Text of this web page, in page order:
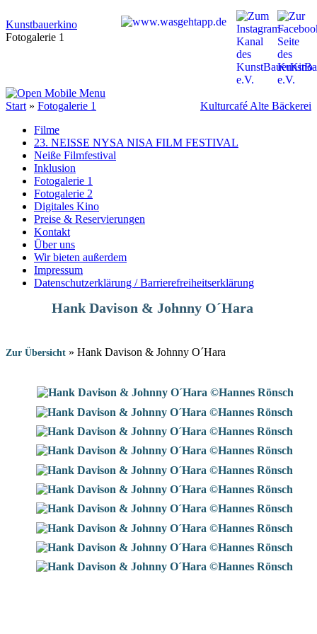
Kunstbauerkino
Fotogalerie 1
Start » Fotogalerie 1
Kulturcafé Alte Bäckerei
Filme
23. NEISSE NYSA NISA FILM FESTIVAL
Neiße Filmfestival
Inklusion
Fotogalerie 1
Fotogalerie 2
Digitales Kino
Preise & Reservierungen
Kontakt
Über uns
Wir bieten außerdem
Impressum
Datenschutzerklärung / Barrierefreiheitserklärung
Hank Davison & Johnny O´Hara
Zur Übersicht » Hank Davison & Johnny O´Hara